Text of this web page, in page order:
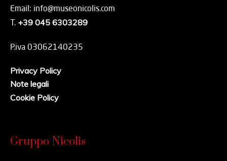
Email: info@museonicolis.com
T. +39 045 6303289
P.iva 03062140235
Privacy Policy
Note legali
Cookie Policy
Gruppo Nicolis